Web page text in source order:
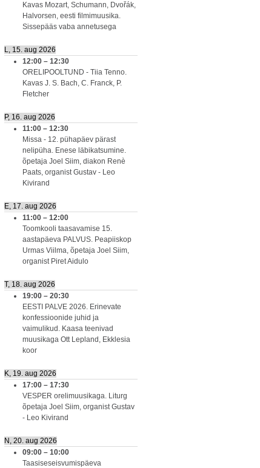
Kavas Mozart, Schumann, Dvořák,
Halvorsen, eesti filmimuusika.
Sissepääs vaba annetusega
L, 15. aug 2026
12:00 – 12:30
ORELIPOOLTUND - Tiia Tenno.
Kavas J. S. Bach, C. Franck, P.
Fletcher
P, 16. aug 2026
11:00 – 12:30
Missa - 12. pühapäev pärast
nelipüha. Enese läbikatsumine.
õpetaja Joel Siim, diakon Renè
Paats, organist Gustav - Leo
Kivirand
E, 17. aug 2026
11:00 – 12:00
Toomkooli taasavamise 15.
aastapäeva PALVUS. Peapiiskop
Urmas Viilma, õpetaja Joel Siim,
organist Piret Aidulo
T, 18. aug 2026
19:00 – 20:30
EESTI PALVE 2026. Erinevate
konfessioonide juhid ja
vaimulikud. Kaasa teenivad
muusikaga Ott Lepland, Ekklesia
koor
K, 19. aug 2026
17:00 – 17:30
VESPER orelimuusikaga. Liturg
õpetaja Joel Siim, organist Gustav
- Leo Kivirand
N, 20. aug 2026
09:00 – 10:00
Taasiseseisvumispäeva